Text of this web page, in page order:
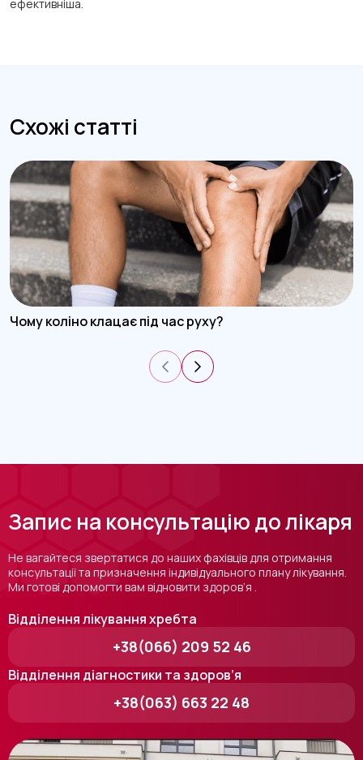
ефективніша.
Схожі статті
Чому коліно клацає під час руху?
Запис на консультацію до лікаря
Не вагайтеся звертатися до наших фахівців для отримання
консультації та призначення індивідуального плану лікування.
Ми готові допомогти вам відновити здоров’я .
Відділення лікування хребта
+38(066) 209 52 46
Відділення діагностики та здоров’я
+38(063) 663 22 48